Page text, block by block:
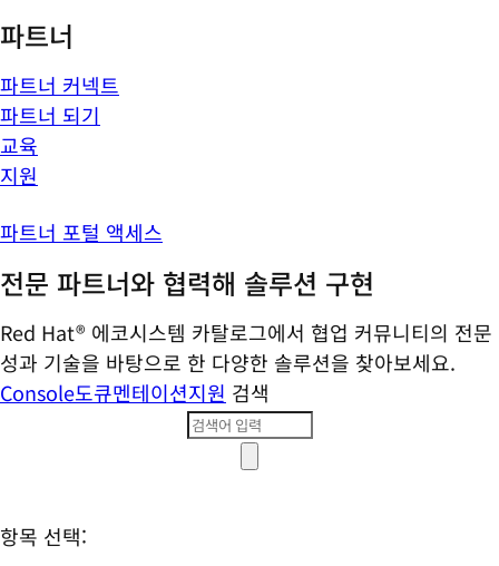
파트너
파트너 커넥트
파트너 되기
교육
지원
파트너 포털 액세스
전문 파트너와 협력해 솔루션 구현
Red Hat® 에코시스템 카탈로그에서 협업 커뮤니티의 전문
성과 기술을 바탕으로 한 다양한 솔루션을 찾아보세요.
Console도큐멘테이션지원 검색
항목 선택: